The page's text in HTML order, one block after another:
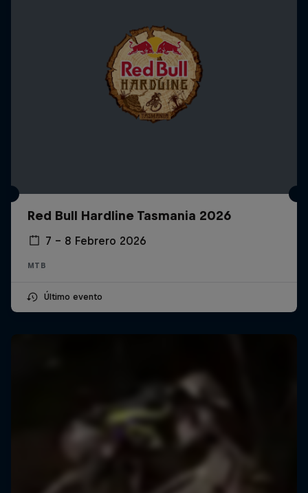
Red Bull Hardline Tasmania 2026
7 – 8 Febrero 2026
MTB
Último evento